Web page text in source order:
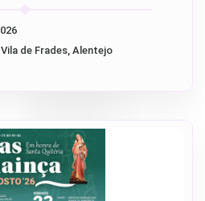
2026
de Frades, Alentejo